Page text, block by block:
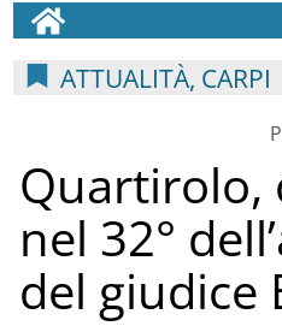
ATTUALITÀ, CARPI
Quartirolo,
nel 32°
del giudice